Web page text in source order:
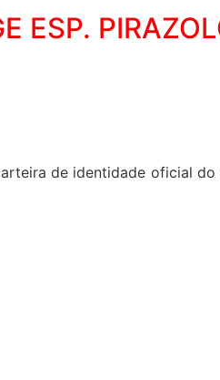
ESP.
de identidade oficial